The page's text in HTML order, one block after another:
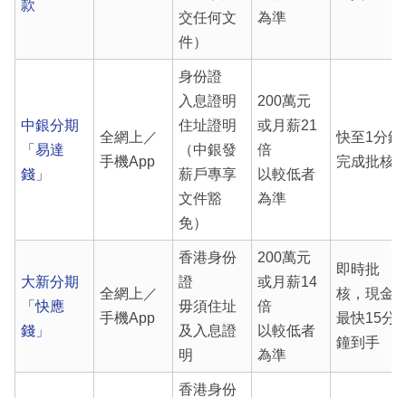
款
交任何文
件）
為準
中銀分期
「易達
錢」
全網上／
手機App
身份證
入息證明
住址證明
（中銀發
薪戶專享
文件豁
免）
200萬元
或月薪21
倍
以較低者
為準
快至1分鐘
完成批核
大新分期
「快應
錢」
全網上／
手機App
香港身份
證
毋須住址
及入息證
明
200萬元
或月薪14
倍
以較低者
為準
即時批
核，現金
最快15分
鐘到手
香港身份